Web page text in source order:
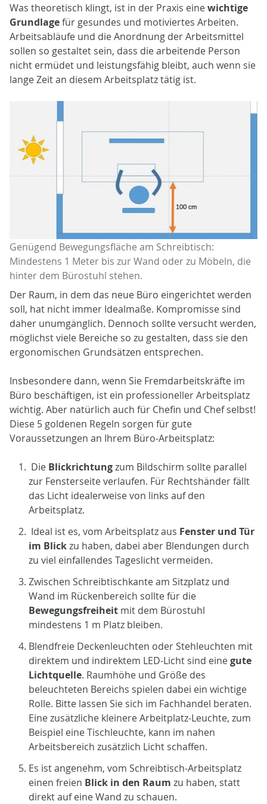
Was theoretisch klingt, ist in der Praxis einewichtige
Grundlagefür gesundes und motiviertes Arbeiten.
Arbeitsabläufe und die Anordnung der Arbeitsmittel
sollen so gestaltet sein, dass die arbeitende Person
nicht ermüdet und leistungsfähig bleibt, auch wenn sie
lange Zeit an diesem Arbeitsplatz tätig ist.
Genügend Bewegungsfläche am Schreibtisch:
Mindestens 1 Meter bis zur Wand oder zu Möbeln, die
hinter dem Bürostuhl stehen.
Der Raum, in dem das neue Büro eingerichtet werden
soll, hat nicht immer Idealmaße. Kompromisse sind
daher unumgänglich. Dennoch sollte versucht werden,
möglichst viele Bereiche so zu gestalten, dass sie den
ergonomischen Grundsätzen entsprechen.
Insbesondere dann, wenn Sie Fremdarbeitskräfte im
Büro beschäftigen, ist ein professioneller Arbeitsplatz
wichtig. Aber natürlich auch für Chefin und Chef selbst!
Diese 5 goldenen Regeln sorgen für gute
Voraussetzungen an Ihrem Büro-Arbeitsplatz:
Die Blickrichtungzum Bildschirm sollte parallel
zur Fensterseite verlaufen. Für Rechtshänder fällt
das Licht idealerweise von links auf den
Arbeitsplatz.
Ideal ist es, vom Arbeitsplatz aus Fenster und Tür
im Blickzu haben, dabei aber Blendungen durch
zu viel einfallendes Tageslicht vermeiden.
Zwischen Schreibtischkante am Sitzplatz und
Wand im Rückenbereich sollte für die
Bewegungsfreiheit mit dem Bürostuhl
mindestens 1 m Platz bleiben.
Blendfreie Deckenleuchten oder Stehleuchten mit
direktem und indirektem LED-Licht sind einegute
Lichtquelle. Raumhöhe und Größe des
beleuchteten Bereichs spielen dabei ein wichtige
Rolle. Bitte lassen Sie sich im Fachhandel beraten.
Eine zusätzliche kleinere Arbeitplatz-Leuchte, zum
Beispiel eine Tischleuchte, kann im nahen
Arbeitsbereich zusätzlich Licht schaffen.
Es ist angenehm, vom Schreibtisch-Arbeitsplatz
einen freien Blick in den Raum zu haben, statt
direkt auf eine Wand zu schauen.